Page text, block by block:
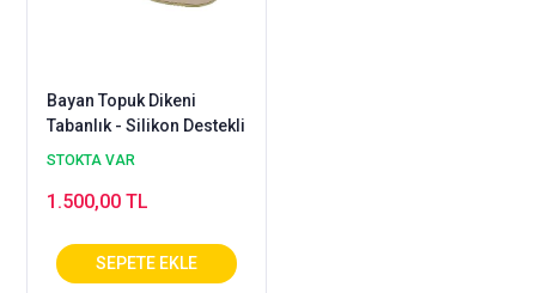
Bayan Topuk Dikeni
Tabanlık - Silikon Destekli
STOKTA VAR
1.500,00 TL